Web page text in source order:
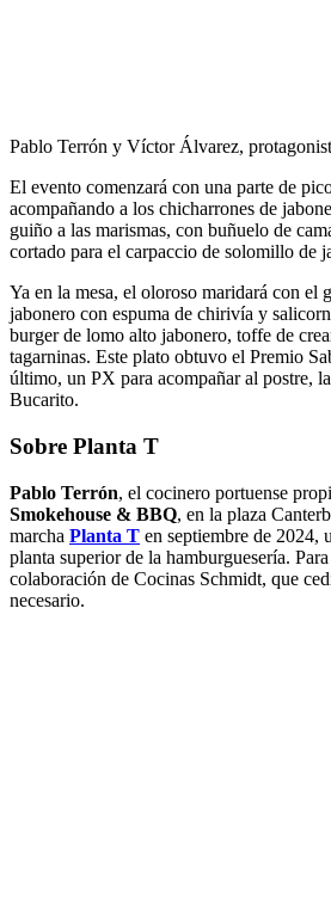
Pablo Terrón y Víctor Álvarez,
El evento comenzará con una parte de
acompañando a los chicharrones de
guiño a las marismas, con buñuelo de
cortado para el carpaccio de solomillo de
Ya en la mesa, el oloroso maridará con el
jabonero con espuma de chirivía y
burger de lomo alto jabonero, toffe de
tagarninas. Este plato obtuvo el Premio
último, un PX para acompañar al postre,
Bucarito.
Sobre Planta T
Pablo Terrón, el cocinero portuense
Smokehouse & BBQ, en la plaza
marcha Planta T en septiembre de 2024,
planta superior de la hamburguesería.
colaboración de Cocinas Schmidt, que
necesario.